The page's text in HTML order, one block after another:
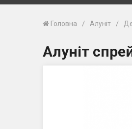
Головна / Алуніт /
Алуніт